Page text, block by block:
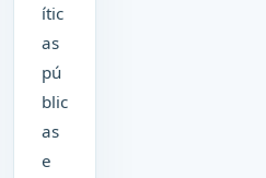
ític
as
pú
blic
as
e